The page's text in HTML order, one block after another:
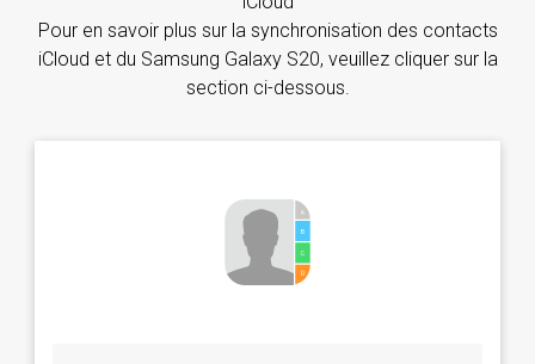
Pour en savoir plus sur la synchronisation des contacts
iCloud et du Samsung Galaxy S20, veuillez cliquer sur la
section ci-dessous.